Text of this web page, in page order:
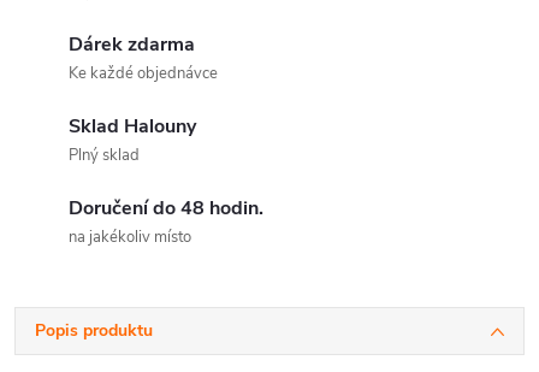
Dárek zdarma
Ke každé objednávce
Sklad Halouny
Plný sklad
Doručení do 48 hodin.
na jakékoliv místo
Popis produktu